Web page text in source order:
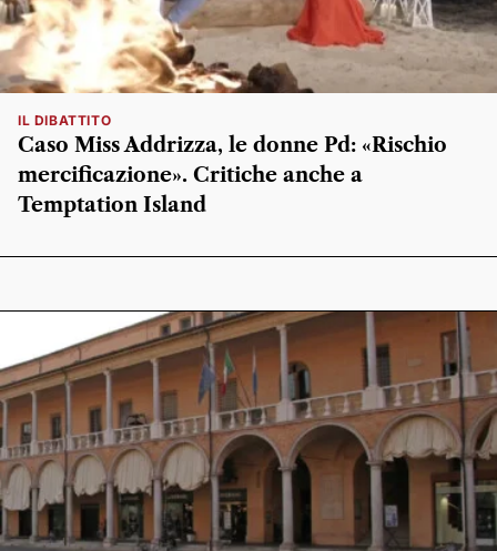
IL DIBATTITO
Caso Miss Addrizza, le donne Pd: «Rischio
mercificazione». Critiche anche a
Temptation Island